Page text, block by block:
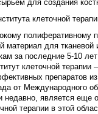
для создания
клеточной
полиферативному
материал для тканевой
за последние 5-10
клеточной
препаратов
от Международного
является еще
терапии в этой